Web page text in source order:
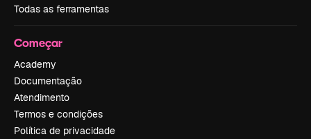
Todas as ferramentas
Começar
Academy
Documentação
Atendimento
Termos e condições
Política de privacidade